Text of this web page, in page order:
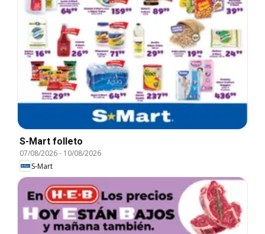
S-Mart folleto
07/08/2026- 10/08/2026
S-Mart